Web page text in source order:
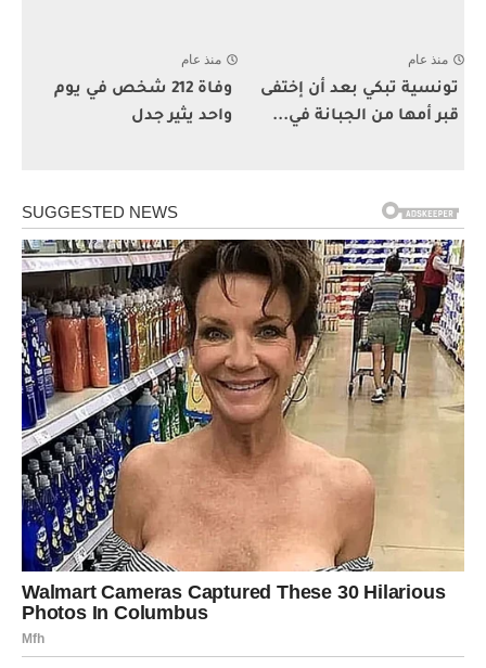
منذ عام
تونسية تبكي بعد أن إختفى
قبر أمها من الجبانة في...
منذ عام
وفاة 212 شخص في يوم
واحد يثير جدل